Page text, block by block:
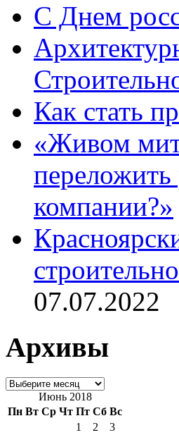
С Днем
Как стать
«Живом
переложить
компании?»
07.07.2022
Архивы
Архивы
Июнь 2018
Пн Вт Ср Чт Пт Сб Вс
1
2
3